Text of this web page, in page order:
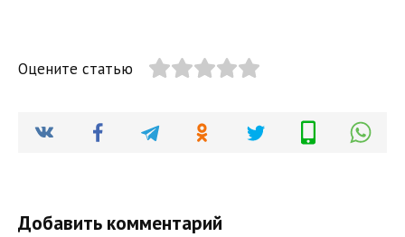
Оцените статью
Добавить комментарий